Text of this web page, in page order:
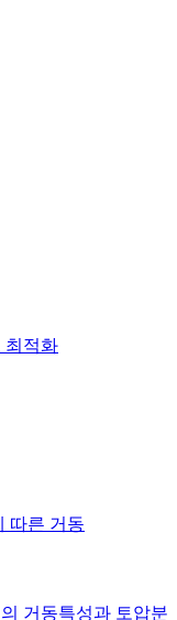
최적화
따른 거동
거동특성과 토압분